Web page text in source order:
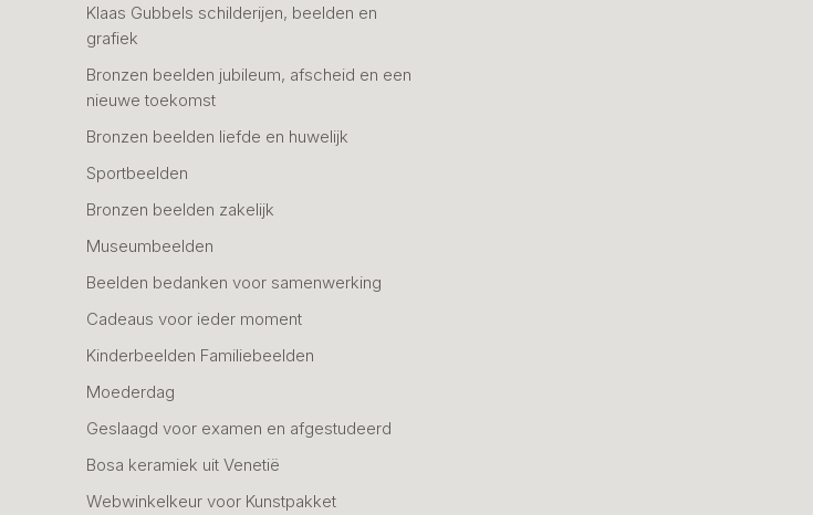
Klaas Gubbels schilderijen, beelden en
grafiek
Bronzen beelden jubileum, afscheid en een
nieuwe toekomst
Bronzen beelden liefde en huwelijk
Sportbeelden
Bronzen beelden zakelijk
Museumbeelden
Beelden bedanken voor samenwerking
Cadeaus voor ieder moment
Kinderbeelden Familiebeelden
Moederdag
Geslaagd voor examen en afgestudeerd
Bosa keramiek uit Venetië
Webwinkelkeur voor Kunstpakket